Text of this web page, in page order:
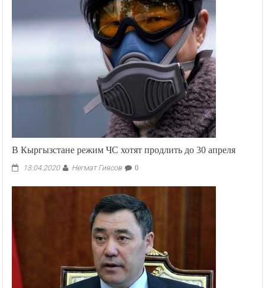
В Кыргызстане режим ЧС хотят продлить до 30 апреля
13.04.2020 Негмат Гиясов 0